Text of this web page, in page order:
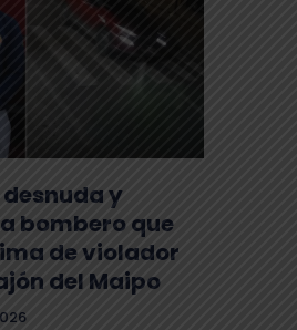
desnuda y
bombero que
de violador
del Maipo